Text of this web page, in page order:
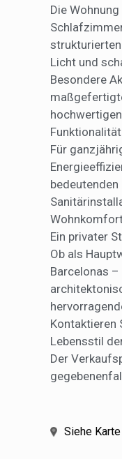
Die
Licht und
Besondere
Funktionalität.
Für
Ein privater
Ob als
Barcelonas
Kontaktieren
Lebensstil
Der
Siehe Karte